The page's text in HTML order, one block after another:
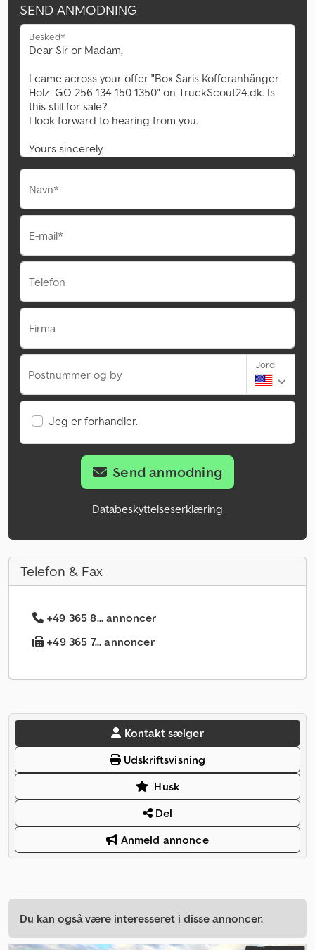
SEND ANMODNING
Besked*
Navn*
E-mail*
Telefon
Firma
Postnummer og by
Jord
Jeg er forhandler.
Send anmodning
Databeskyttelseserklæring
Telefon & Fax
+49 365 8... annoncer
+49 365 7... annoncer
Kontakt sælger
Udskriftsvisning
Husk
Del
Anmeld annonce
Du kan også være interesseret i disse annoncer.